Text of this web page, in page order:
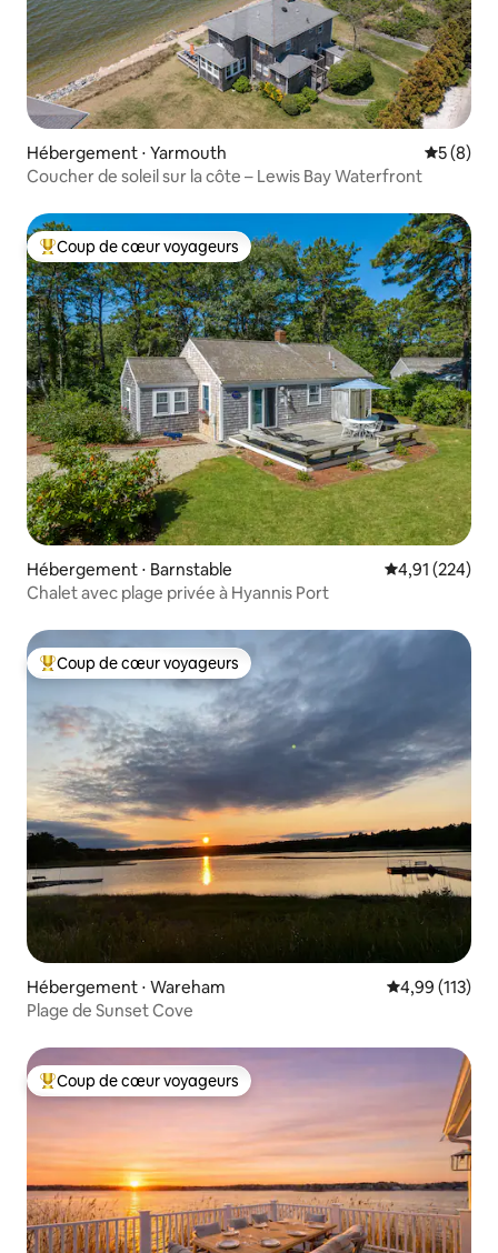
Hébergement ⋅ Yarmouth
5 (8)
Coucher de soleil sur la côte – Lewis Bay Waterfront
Coups de cœur voyageurs les plus appréciés
Coup de cœur voyageurs
Hébergement ⋅ Barnstable Évaluation
4,91 (224)
Chalet avec plage privée à Hyannis Port
Coups de cœur voyageurs les plus appréciés
Coup de cœur voyageurs
Hébergement ⋅ Wareham Évaluation
4,99 (113)
Plage de Sunset Cove
Coups de cœur voyageurs les plus appréciés
Coup de cœur voyageurs